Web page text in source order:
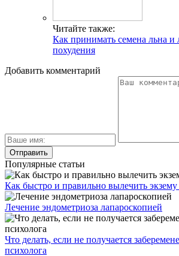
Читайте также:
Как принимать семена льна
похудения
Добавить комментарий
Популярные статьи
Как быстро и правильно вылечить экзему
Лечение эндометриоза лапароскопией
Что делать, если не получается
психолога